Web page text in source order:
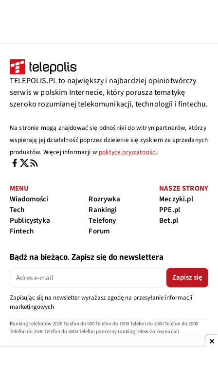
TELEPOLIS.PL to największy i najbardziej opiniotwórczy
serwis w polskim Internecie, który porusza tematykę
szeroko rozumianej telekomunikacji, technologii i fintechu.
Na stronie mogą znajdować się odnośniki do witryn partnerów, którzy
wspierają jej działalność poprzez dzielenie się zyskiem ze sprzedanych
produktów. Więcej informacji w polityce prywatności.
MENU
Wiadomości
Tech
Publicystyka
Fintech
Rozrywka
Rankingi
Telefony
Forum
NASZE STRONY
Meczyki.pl
PPE.pl
Bet.pl
Bądź na bieżąco. Zapisz się do newslettera
Zapisz się
Zapisując się na newsletter wyrażasz zgodę na przesyłanie informacji
marketingowych
Ranking telefonów 2026Telefon do 500Telefon do 1000Telefon do 1500Telefon do 2000
Telefon do 2500Telefon do 3000Telefon pancerny ranking telewizorów 65 cali